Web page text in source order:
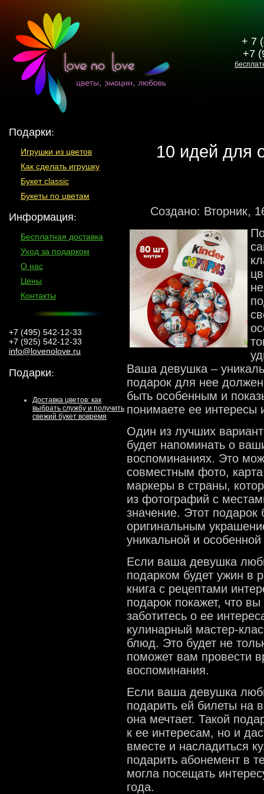
+ 7
+7
Подарки:
Игрушки из цветов
Как сделать игрушку
Букет classic
Букеты по цветам
Информация:
Бесплатная доставка
Уход за подарком
О нас
Цены
Контакты
+7 (495) 542-12-33
+7 (925) 542-12-33
info@lovenolove.ru
Подарки:
Доставка цветов: как
выбрать службу и получить
свежий букет вовремя
10 идей для
Создано: Вторник,
Ваша девушка –
подарок для нее
быть особенным и
понимаете ее интересы
Один из лучших
будет напоминать о
воспоминаниях. Это
совместным фото,
маркеры в страны,
из фотографий с
значение. Этот подарок
оригинальным
уникальной и особенной
Если ваша девушка
подарком будет ужин в
книга с рецептами
подарок покажет, что
заботитесь о ее
кулинарный мастер-
блюд. Это будет не
поможет вам провести
воспоминания.
Если ваша девушка
подарить ей билеты на
она мечтает. Такой
к ее интересам, но и
вместе и насладиться
подарить абонемент в
могла посещать
года.